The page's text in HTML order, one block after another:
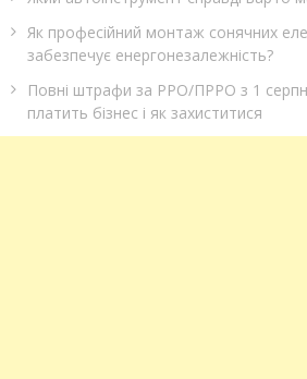
Як професійний монтаж сонячних
забезпечує енергонезалежність?
Повні штрафи за РРО/ПРРО з 1
платить бізнес і як захиститися